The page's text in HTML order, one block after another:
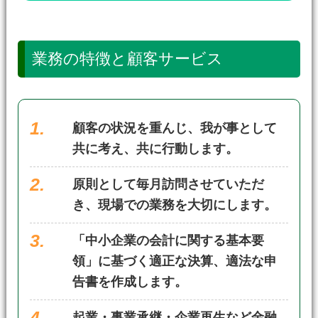
業務の特徴と顧客サービス
顧客の状況を重んじ、我が事として
共に考え、共に行動します。
原則として毎月訪問させていただ
き、現場での業務を大切にします。
「中小企業の会計に関する基本要
領」に基づく適正な決算、適法な申
告書を作成します。